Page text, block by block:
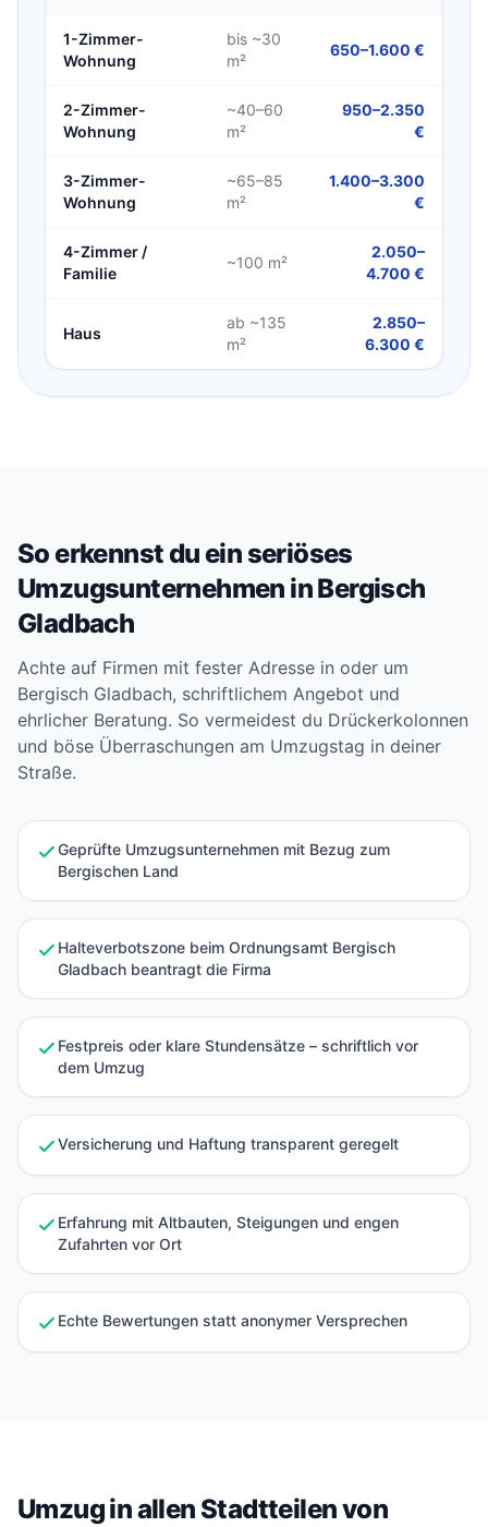
1-Zimmer-
Wohnung
bis ~30
m²
650–1.600 €
2-Zimmer-
Wohnung
~40–60
m²
950–2.350
€
3-Zimmer-
Wohnung
~65–85
m²
1.400–3.300
€
4-Zimmer /
Familie
~100 m²
2.050–
4.700 €
Haus
ab ~135
m²
2.850–
6.300 €
So erkennst du ein seriöses
Umzugsunternehmen in Bergisch
Gladbach
Achte auf Firmen mit fester Adresse in oder um
Bergisch Gladbach, schriftlichem Angebot und
ehrlicher Beratung. So vermeidest du Drückerkolonnen
und böse Überraschungen am Umzugstag in deiner
Straße.
Geprüfte Umzugsunternehmen mit Bezug zum
Bergischen Land
Halteverbotszone beim Ordnungsamt Bergisch
Gladbach beantragt die Firma
Festpreis oder klare Stundensätze – schriftlich vor
dem Umzug
Versicherung und Haftung transparent geregelt
Erfahrung mit Altbauten, Steigungen und engen
Zufahrten vor Ort
Echte Bewertungen statt anonymer Versprechen
Umzug in allen Stadtteilen von